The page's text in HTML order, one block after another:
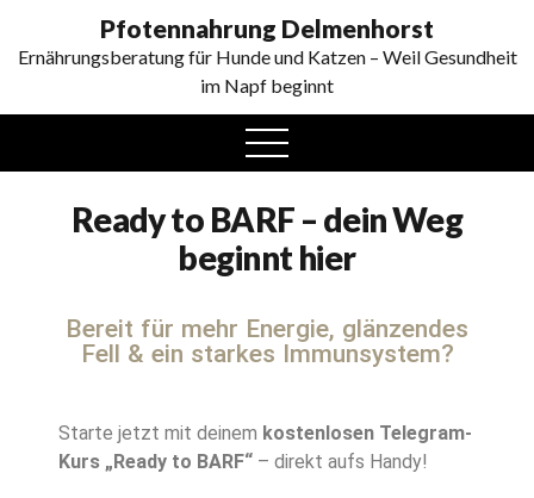
Pfotennahrung Delmenhorst
Ernährungsberatung für Hunde und Katzen – Weil Gesundheit
im Napf beginnt
Ready to BARF – dein Weg
beginnt hier
Bereit für mehr Energie, glänzendes
Fell & ein starkes Immunsystem?
Starte jetzt mit deinem kostenlosen Telegram-
Kurs „Ready to BARF“ – direkt aufs Handy!